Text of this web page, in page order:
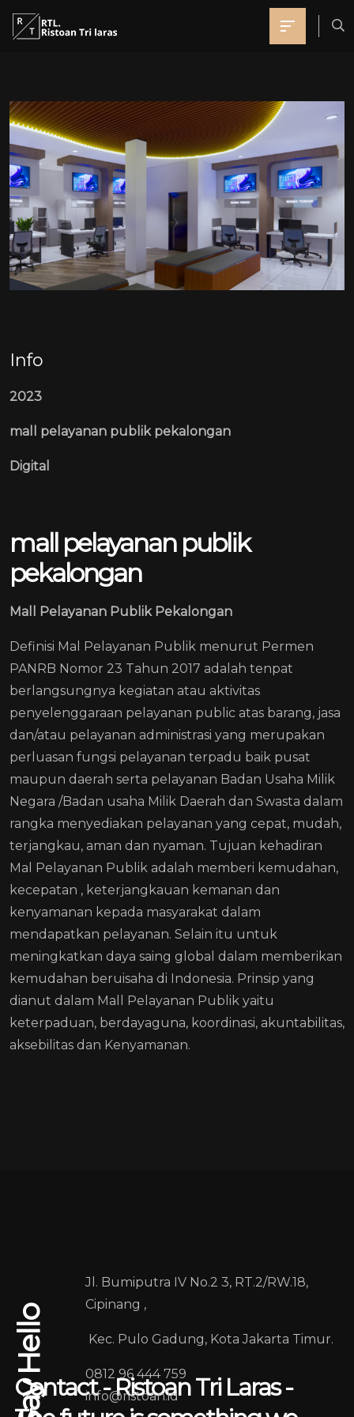
Info
2023
mall pelayanan publik pekalongan
Digital
mall pelayanan publik
pekalongan
Mall Pelayanan Publik Pekalongan
Definisi Mal Pelayanan Publik menurut Permen
PANRB Nomor 23 Tahun 2017 adalah tenpat
berlangsungnya kegiatan atau aktivitas
penyelenggaraan pelayanan public atas barang, jasa
dan/atau pelayanan administrasi yang merupakan
perluasan fungsi pelayanan terpadu baik pusat
maupun daerah serta pelayanan Badan Usaha Milik
Negara /Badan usaha Milik Daerah dan Swasta dalam
rangka menyediakan pelayanan yang cepat, mudah,
terjangkau, aman dan nyaman. Tujuan kehadiran
Mal Pelayanan Publik adalah memberi kemudahan,
kecepatan , keterjangkauan kemanan dan
kenyamanan kepada masyarakat dalam
mendapatkan pelayanan. Selain itu untuk
meningkatkan daya saing global dalam memberikan
kemudahan beruisaha di Indonesia. Prinsip yang
dianut dalam Mall Pelayanan Publik yaitu
keterpaduan, berdayaguna, koordinasi, akuntabilitas,
aksebilitas dan Kenyamanan.
Contact - Ristoan Tri Laras -
Say Hello
Jl. Bumiputra IV No.2 3, RT.2/RW.18,
Cipinang ,
Kec. Pulo Gadung, Kota Jakarta Timur.
0812 96 444 759
info@ristoan.id